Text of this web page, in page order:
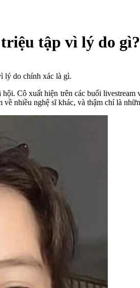
tập vì lý do gì?
lý do chính xác là gì.
Cô xuất hiện trên các buổi
nhiều nghệ sĩ khác, và thậm chí là